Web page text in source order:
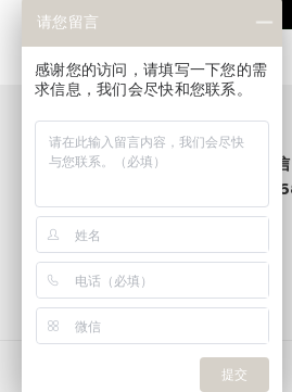
电话 ｜ 微信
181 1458
请您留言
感谢您的访问，请填写一下您的需
求信息，我们会尽快和您联系。
提交